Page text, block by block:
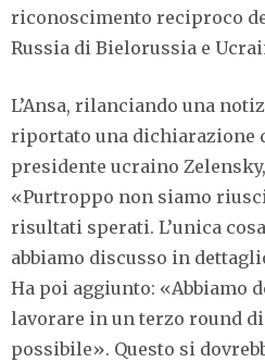
riconoscimento reciproco
Russia di Bielorussia e
L’Ansa, rilanciando una
riportato una dichiarazione
presidente ucraino Zelensky,
«Purtroppo non siamo
risultati sperati. L’unica
abbiamo discusso in
Ha poi aggiunto: «Abbiamo
lavorare in un terzo round
possibile». Questo si